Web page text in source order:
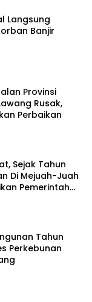
Langsung
Banjir
Provinsi
Rusak,
Perbaikan
Sejak Tahun
Di Mejuah-Juah
Pemerintah
Tahun
Perkebunan